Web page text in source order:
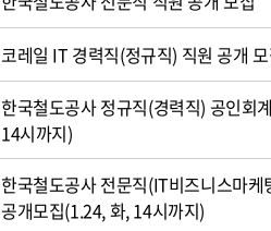
코레일 IT 경력직(정규직) 직원 공개
한국철도공사 정규직(경력직) 공인회
14시까지)
한국철도공사 전문직(IT비즈니스마케
공개모집(1.24, 화, 14시까지)